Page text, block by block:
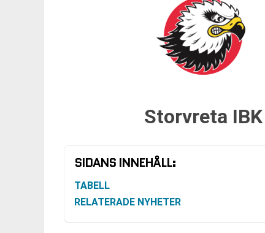
Storvreta IBK
SIDANS INNEHÅLL:
TABELL
RELATERADE NYHETER